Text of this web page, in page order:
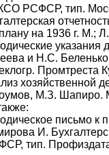
РСФСР, тип.
на 1936 г. М.;
указания
и Н.С.
хозяйственной
М.З. Шапиро.
письмо к
И.
тип.